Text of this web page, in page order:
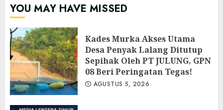
YOU MAY HAVE MISSED
Kades Murka Akses Utama
Desa Penyak Lalang Ditutup
Sepihak Oleh PT JULUNG, GPN
08 Beri Peringatan Tegas!
AGUSTUS 5, 2026